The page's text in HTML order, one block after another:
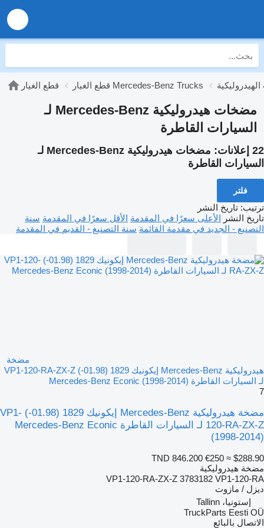
قطع الغيار قطع الغيار Mercedes-Benz Trucks
مضخات هيدروليكية Mercedes-Benz لـ
السيارات القاطرة
22 إعلانات:
مضخات هيدروليكية Mercedes-Benz لـ
السيارات القاطرة
فلتر
ترتيب: تاريخ النشر
تاريخ النشر الأعلى سعرًا في المقدمة الأقل سعرًا في المقدمة سنة
التصنيع - الجديد في مقدمة القائمة سنة التصنيع - القديم في المقدمة
مضخة
هيدروليكية Mercedes-Benz إيكونيك 1829 (01.98-) VP1-120-RA-ZX-Z
لـ السيارات القاطرة Mercedes-Benz Econic (1998-2014)
7
مضخة هيدروليكية Mercedes-Benz إيكونيك 1829 (01.98-) VP1-
120-RA-ZX-Z لـ السيارات القاطرة Mercedes-Benz Econic
(1998-2014)
TND 846.200 €250 ≈ $288.90
مضخة هيدروليكية
VP1-120-RA-ZX-Z 3783182 VP1-120-RA
ديزل / مازوت
إستونيا، Tallinn
TruckParts Eesti OÜ
الاتصال بالبائع